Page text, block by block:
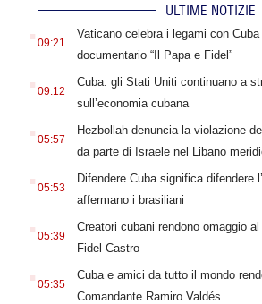
ULTIME NOTIZIE
. 09:21
Vaticano celebra i legami con Cuba
documentario “Il Papa e Fidel”
. 09:12
Cuba: gli Stati Uniti continuano a
sull’economia cubana
. 05:57
Hezbollah denuncia la violazione
da parte di Israele nel Libano
. 05:53
Difendere Cuba significa difendere
affermano i brasiliani
. 05:39
Creatori cubani rendono omaggio
Fidel Castro
. 05:35
Cuba e amici da tutto il mondo
Comandante Ramiro Valdés